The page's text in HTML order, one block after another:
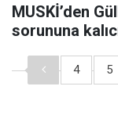
MUSKİ’den
sorununa
4 5